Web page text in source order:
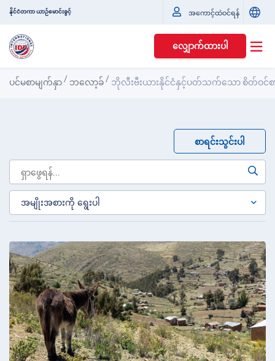
နိုင်ငံတကာ ယာဉ်မောင်းခွင့် အကောင့်ထဲဝင်ရန်
လျှောက်ထားပါ
ပင်မစာမျက်နှာ / ဘလော့ခ် / ဘိုလီးဗီးယားနိုင်ငံနှင့်ပတ်သက်သော စိတ်ဝင်စ
စာရင်းသွင်းပါ